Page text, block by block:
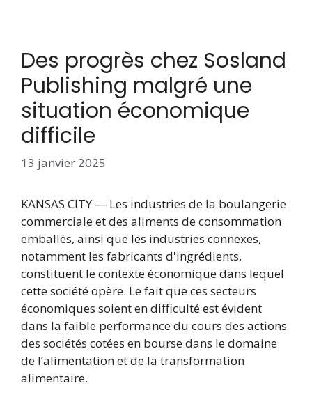
Des progrès chez Sosland
Publishing malgré une
situation économique
difficile
13 janvier 2025
KANSAS CITY — Les industries de la boulangerie
commerciale et des aliments de consommation
emballés, ainsi que les industries connexes,
notamment les fabricants d'ingrédients,
constituent le contexte économique dans lequel
cette société opère. Le fait que ces secteurs
économiques soient en difficulté est évident
dans la faible performance du cours des actions
des sociétés cotées en bourse dans le domaine
de l’alimentation et de la transformation
alimentaire.